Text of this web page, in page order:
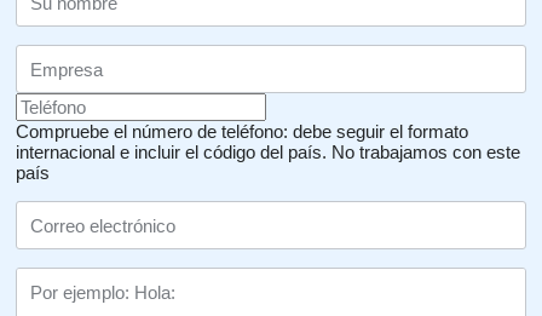
Compruebe el número de teléfono: debe seguir el formato
internacional e incluir el código del país. No trabajamos con este
país